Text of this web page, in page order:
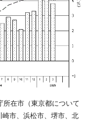
所在市（東京都について
市、浜松市、堺市、北